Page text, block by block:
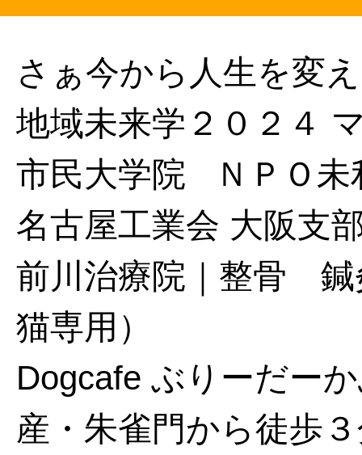
さぁ今から人生を変
地域未来学２０２４
市民大学院
ＮＰＯ
名古屋工業会 大阪支
前川治療院｜整骨
猫専用）
Dogcafe ぶりーだー
産・朱雀門から徒歩